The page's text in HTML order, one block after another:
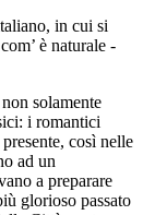
in cui si
è naturale -
solamente
i romantici
così nelle
ad un
a preparare
glorioso passato